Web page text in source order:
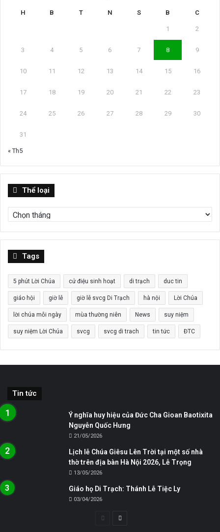
H B T N S B C
1 2
3 4 5 6 7 8 9
10 11 12 13 14 15 16
17 18 19 20 21 22 23
24 25 26 27 28 29 30
31
« Th5
Thể loại
loại
Tags
5 phút Lời Chúa cử điệu sinh hoạt di trạch duc tin
giáo hội giờ lễ giờ lễ svcg Di Trạch hà nội Lời Chúa
lời chúa mỗi ngày mùa thường niên News suy niệm
suy niệm Lời Chúa svcg svcg di trach tin tức ĐTC
Tin tức
Ý nghĩa huy hiệu của Đức Cha Gioan Baotixita
Nguyễn Quốc Hưng
21/05/2026
Lịch lễ Chúa Giêsu Lên Trời tại một số nhà
thờ trên địa bàn Hà Nội 2026, Lễ Trọng
13/05/2026
Giáo họ Di Trạch: Thánh Lễ Tiệc Ly
03/04/2026
Trang Trang